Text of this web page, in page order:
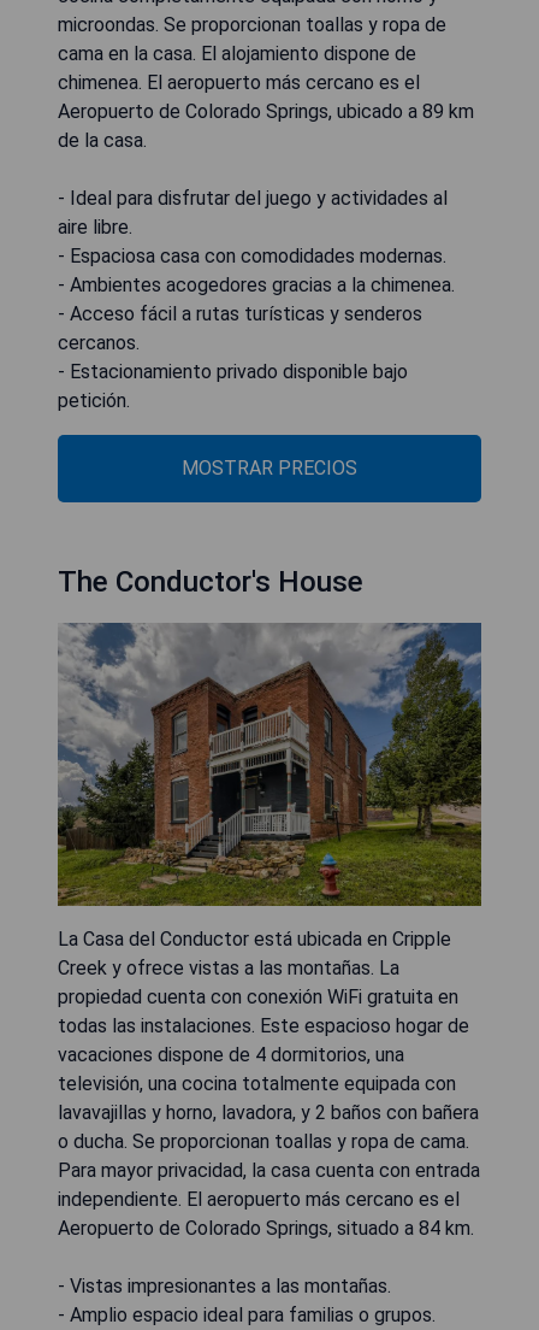
microondas. Se proporcionan toallas y ropa de
cama en la casa. El alojamiento dispone de
chimenea. El aeropuerto más cercano es el
Aeropuerto de Colorado Springs, ubicado a 89 km
de la casa.
- Ideal para disfrutar del juego y actividades al
aire libre.
- Espaciosa casa con comodidades modernas.
- Ambientes acogedores gracias a la chimenea.
- Acceso fácil a rutas turísticas y senderos
cercanos.
- Estacionamiento privado disponible bajo
petición.
MOSTRAR PRECIOS
The Conductor's House
La Casa del Conductor está ubicada en Cripple
Creek y ofrece vistas a las montañas. La
propiedad cuenta con conexión WiFi gratuita en
todas las instalaciones. Este espacioso hogar de
vacaciones dispone de 4 dormitorios, una
televisión, una cocina totalmente equipada con
lavavajillas y horno, lavadora, y 2 baños con bañera
o ducha. Se proporcionan toallas y ropa de cama.
Para mayor privacidad, la casa cuenta con entrada
independiente. El aeropuerto más cercano es el
Aeropuerto de Colorado Springs, situado a 84 km.
- Vistas impresionantes a las montañas.
- Amplio espacio ideal para familias o grupos.